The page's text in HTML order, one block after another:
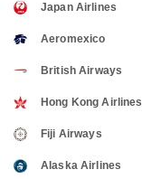
Japan Airlines
Aeromexico
British Airways
Hong Kong Airlines
Fiji Airways
Alaska Airlines